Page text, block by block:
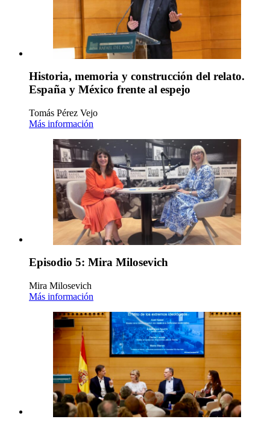
Historia, memoria y construcción del relato.
España y México frente al espejo
Tomás Pérez Vejo
Más información
Episodio 5: Mira Milosevich
Mira Milosevich
Más información